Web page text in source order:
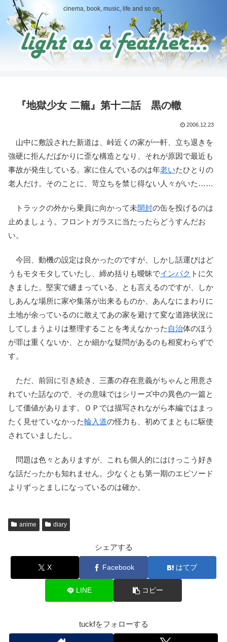
cinema, book, music, life and so on...
『地獄少女 二籠』第十二話 黒の轍
2006.12.23
山中に敷設された新道は、峠近くの家が一軒、立ち退きを
強硬に拒んだばかりに歪な構造となり、それが原因で最近も
事故が発生している。家に住んでいるのは年老いたひとりの
老人だけ。そのことに、苛立ちを禁じ得ない人々がいた……
トラックの外から乗員に向かって未開封の缶を投げるのは
止めましょう。フロントガラスに当たったらどうすんだお
い。
今回、動機の設定は良かったのですが、しかし話運びはど
うもモタモタしていたし、締め括りも曖昧でインパク トに欠
きました。堅実で纏まっている、とも言えるのですが、しか
しあんな場所に家や集落が出来るものか、あんなにまわりに
土地が余っているのに敢えてあの家を避けて変な道路状況に
してしまうよりは整理することを考えなかった 自治体のほう
が罪は重くないか、とか細かな疑問があるのも相変わらずで
す。
ただ、前回に引き続き、三藁の存在意義がちゃんと用意さ
れていた話なので、その意味ではシリーズ中の異色の一篇と
して価値があります。ＯＰでは描写されながら本編ではまっ
たく見せていなかった輪入道の怪力も、初めてまともに駆使
されていましたし。
問題は色々とありますが、これも個人的にはけっこう好き
な話だったかも知れません。少なくとも第一期のエピソード
よりずっとましになっているのは確か。
anime diary
シェアする
X Facebook はてブ
LINE コピー
tuckfをフォローする